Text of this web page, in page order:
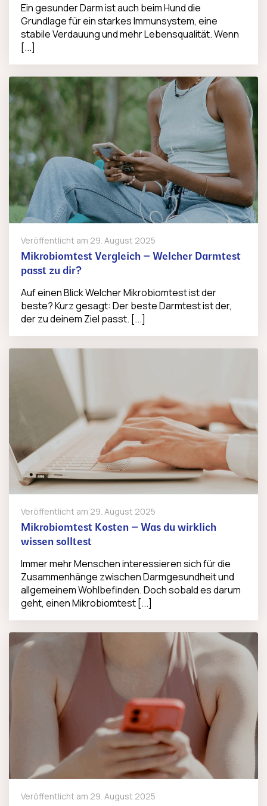
Ein gesunder Darm ist auch beim Hund die
Grundlage für ein starkes Immunsystem, eine
stabile Verdauung und mehr Lebensqualität. Wenn
[...]
Veröffentlicht am 29. August 2025
Mikrobiomtest Vergleich – Welcher Darmtest
passt zu dir?
Auf einen Blick Welcher Mikrobiomtest ist der
beste? Kurz gesagt: Der beste Darmtest ist der,
der zu deinem Ziel passt. [...]
Veröffentlicht am 29. August 2025
Mikrobiomtest Kosten – Was du wirklich
wissen solltest
Immer mehr Menschen interessieren sich für die
Zusammenhänge zwischen Darmgesundheit und
allgemeinem Wohlbefinden. Doch sobald es darum
geht, einen Mikrobiomtest [...]
Veröffentlicht am 29. August 2025